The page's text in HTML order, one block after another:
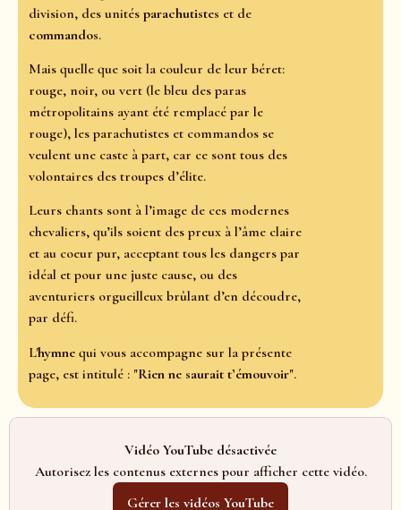
division, des unités parachutistes et de
commandos.
Mais quelle que soit la couleur de leur béret:
rouge, noir, ou vert (le bleu des paras
métropolitains ayant été remplacé par le
rouge), les parachutistes et commandos se
veulent une caste à part, car ce sont tous des
volontaires des troupes d’élite.
Leurs chants sont à l’image de ces modernes
chevaliers, qu’ils soient des preux à l’âme claire
et au coeur pur, acceptant tous les dangers par
idéal et pour une juste cause, ou des
aventuriers orgueilleux brûlant d’en découdre,
par défi.
L'hymne qui vous accompagne sur la présente
page, est intitulé : "Rien ne saurait t’émouvoir".
Vidéo YouTube désactivée
Autorisez les contenus externes pour afficher cette vidéo.
Gérer les vidéos YouTube